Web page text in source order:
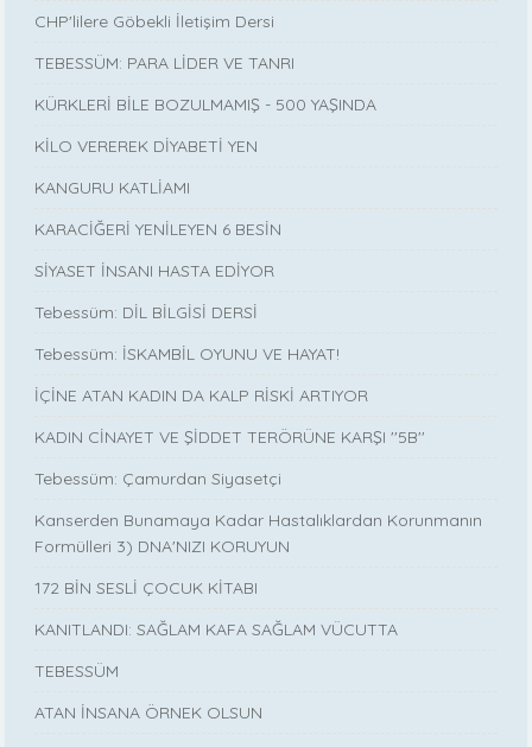
CHP'lilere Göbekli İletişim Dersi
TEBESSÜM: PARA LİDER VE TANRI
KÜRKLERİ BİLE BOZULMAMIŞ - 500 YAŞINDA
KİLO VEREREK DİYABETİ YEN
KANGURU KATLİAMI
KARACİĞERİ YENİLEYEN 6 BESİN
SİYASET İNSANI HASTA EDİYOR
Tebessüm: DİL BİLGİSİ DERSİ
Tebessüm: İSKAMBİL OYUNU VE HAYAT!
İÇİNE ATAN KADIN DA KALP RİSKİ ARTIYOR
KADIN CİNAYET VE ŞİDDET TERÖRÜNE KARŞI ''5B''
Tebessüm: Çamurdan Siyasetçi
Kanserden Bunamaya Kadar Hastalıklardan Korunmanın
Formülleri 3) DNA'NIZI KORUYUN
172 BİN SESLİ ÇOCUK KİTABI
KANITLANDI: SAĞLAM KAFA SAĞLAM VÜCUTTA
TEBESSÜM
ATAN İNSANA ÖRNEK OLSUN